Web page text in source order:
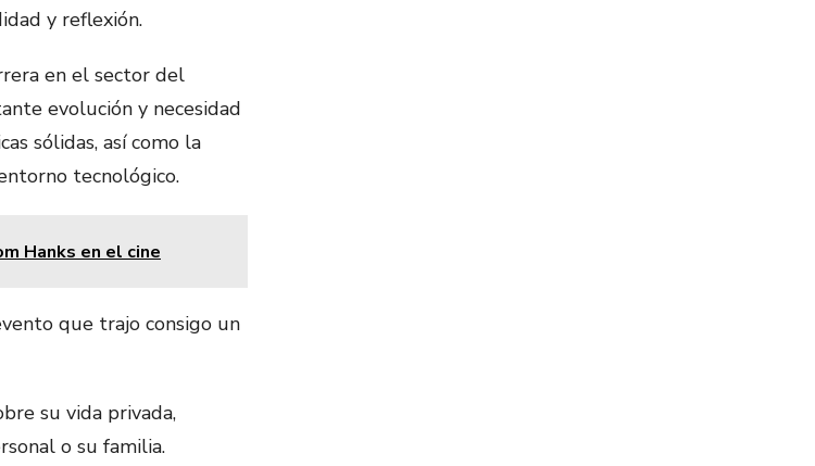
y reflexión.
en el sector del
evolución y necesidad
sólidas, así como la
tecnológico.
Hanks en el cine
que trajo consigo un
su vida privada,
o su familia.